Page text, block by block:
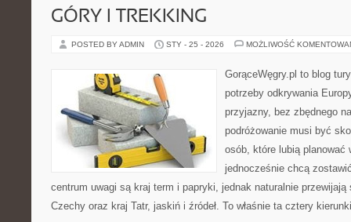
GÓRY I TREKKING
POSTED BY ADMIN STY - 25 - 2026 MOŻLIWOŚĆ
GorąceWęgry.pl to blog
potrzeby odkrywania
przyjazny, bez zbędnego
podróżowanie musi być
osób, które lubią
jednocześnie chcą
centrum uwagi są kraj term i papryki, jednak naturalnie
Czechy oraz kraj Tatr, jaskiń i źródeł. To właśnie ta cztery